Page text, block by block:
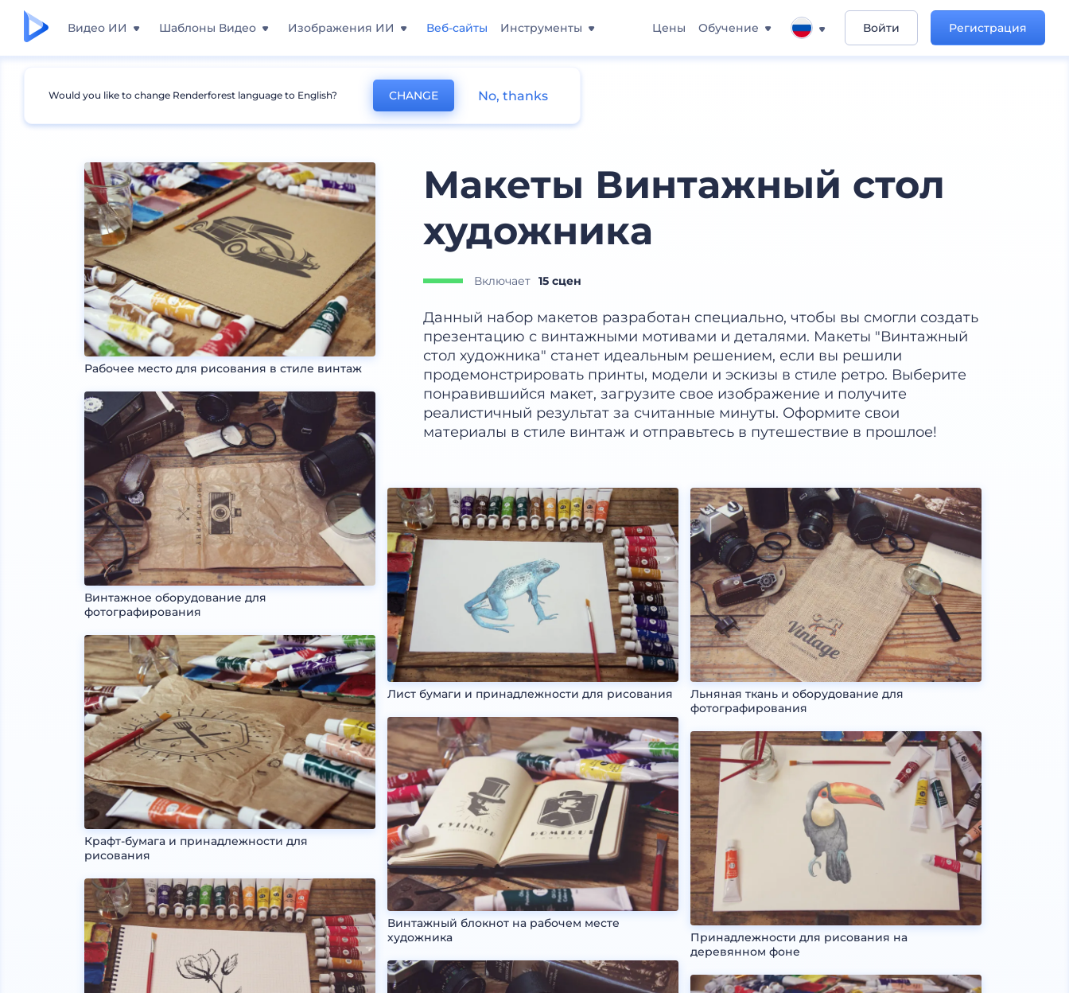
Видео ИИ Шаблоны Видео Изображения ИИ Веб-сайты Инструменты Цены Обучение Войти Регистрация
Мокапы Брендинг Мокапы канцелярии
Рабочее место для рисования в стиле винтаж
Винтажное оборудование для
фотографирования
Крафт-бумага и принадлежности для
рисования
Макеты Винтажный стол
художника
Включает 15 сцен
Данный набор макетов разработан специально, чтобы вы смогли создать
презентацию с винтажными мотивами и деталями. Макеты "Винтажный
стол художника" станет идеальным решением, если вы решили
продемонстрировать принты, модели и эскизы в стиле ретро. Выберите
понравившийся макет, загрузите свое изображение и получите
реалистичный результат за считанные минуты. Оформите свои
материалы в стиле винтаж и отправьтесь в путешествие в прошлое!
Лист бумаги и принадлежности для рисования
Винтажный блокнот на рабочем месте
художника
Льняная ткань и оборудование для
фотографирования
Принадлежности для рисования на
деревянном фоне
Would you like to change Renderforest language to English? CHANGE No, thanks